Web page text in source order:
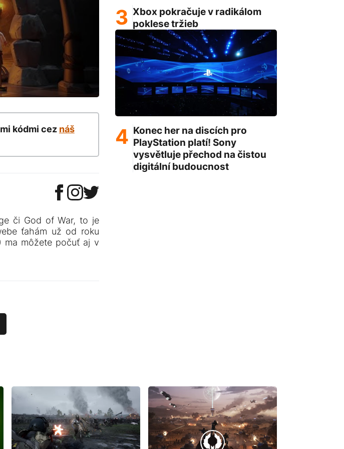
kódmi cez náš
či God of War, to je
ťahám už od roku
ma môžete počuť aj v
Xbox pokračuje v radikálom
poklese tržieb
Konec her na discích pro
PlayStation platí! Sony
vysvětluje přechod na čistou
digitální budoucnost